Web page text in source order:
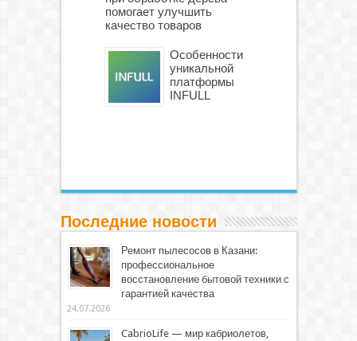
помогает улучшить
качество товаров
Особенности
уникальной
платформы
INFULL
Последние новости
Ремонт пылесосов в Казани:
профессиональное
восстановление бытовой техники с
гарантией качества
24.07.2026
CabrioLife — мир кабриолетов,